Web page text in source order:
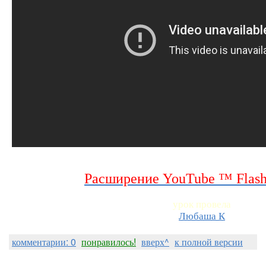
Расширение YouTube ™
урок провела
Любаша К
комментарии: 0 понравилось! вверх^ к полной версии